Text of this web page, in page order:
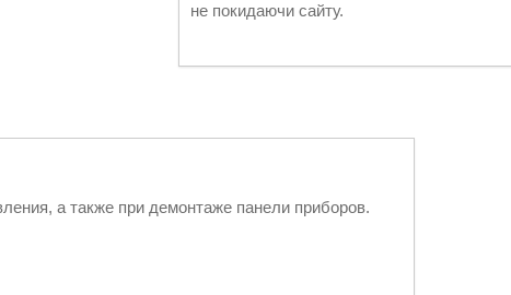
не покидаючи сайту.
а также при демонтаже панели приборов.